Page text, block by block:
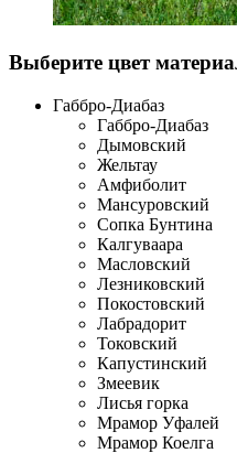
Выберите цвет
Габбро-Диабаз
Габбро-Диабаз
Дымовский
Жельтау
Амфиболит
Мансуровский
Сопка Бунтина
Калгуваара
Масловский
Лезниковский
Покостовский
Лабрадорит
Токовский
Капустинский
Змеевик
Лисья горка
Мрамор Уфалей
Мрамор Коелга